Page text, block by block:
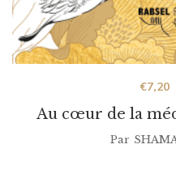
Au cœur de la
€7,20
Par